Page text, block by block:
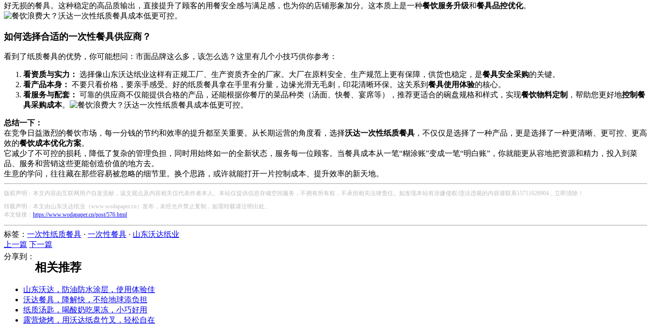
好无损的餐具。这种稳定的高品质输出，直接提升了顾客的用餐安全感与满足感，也为你的店铺形象加分。这本质上是一种餐饮服务升级和餐具品控优化。
如何选择合适的一次性餐具供应商？
看到了纸质餐具的优势，你可能想问：市面品牌这么多，该怎么选？这里有几个小技巧供你参考：
看资质与实力： ​ 选择像山东沃达纸业这样有正规工厂、生产资质齐全的厂家。大厂在原料安全、生产规范上更有保障，供货也稳定，是餐具安全采购的关键。
看产品本身： ​ 不要只看价格，要亲手感受。好的纸质餐具拿在手里有分量，边缘光滑无毛刺，印花清晰环保。这关系到 餐具使用体验的核心。
看服务与配套： ​ 可靠的供应商不仅能提供合格的产品，还能根据你餐厅的菜品种类（汤面、快餐、宴席等），推荐更适合的碗盘规格和样式，实现餐饮物料定制 ，帮助您更好地控制餐
具采购成本。
总结一下：
在竞争日益激烈的餐饮市场，每一分钱的节约和效率的提升都至关重要。从长期运营的角度看，选择沃达一次性纸质餐具 ，不仅仅是选择了一种产品，更是选择了一种更清晰、更可控、更高
效的餐饮成本优化方案。
它减少了不可控的损耗，降低了复杂的管理负担，同时用始终如一的全新状态，服务每一位顾客。当餐具成本从一笔“糊涂账”变成一笔“明白账”，你就能更从容地把资源和精力，投入到菜
品、服务和营销这些更能创造价值的地方去。
生意的学问，往往藏在那些容易被忽略的细节里。换个思路，或许就能打开一片控制成本、提升效率的新天地。
版权声明：本文内容由互联网用户自发贡献，该文观点及内容相关仅代表作者本人。本站仅提供信息存储空间服务，不拥有所有权，不承担相关法律责任。如发现本站有涉嫌侵权/违法违规的内容请联系15711028904，立即清除！
转载声明：本文由山东沃达纸业（www.wodapaper.cn）发布，未经允许禁止复制，如需转载请注明出处。
本文链接： https://www.wodapaper.cn/post/576.html
标签： 一次性纸质餐具 · 一次性餐具 · 山东沃达纸业
上一篇 下一篇
分享到：
相关推荐
山东沃达，防油防水涂层，使用体验佳
沃达餐具，降解快，不给地球添负担
纸质汤匙，喝酸奶吃果冻，小巧好用
露营烧烤，用沃达纸盘竹叉，轻松自在